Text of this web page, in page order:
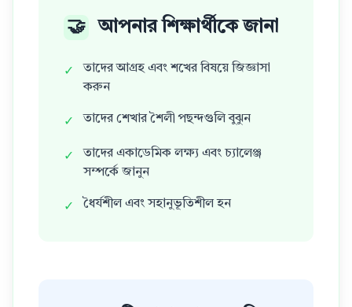
🤝 আপনার শিক্ষার্থীকে জানা
✓
তাদের আগ্রহ এবং শখের বিষয়ে জিজ্ঞাসা
করুন
✓ তাদের শেখার শৈলী পছন্দগুলি বুঝুন
✓
তাদের একাডেমিক লক্ষ্য এবং চ্যালেঞ্জ
সম্পর্কে জানুন
✓ ধৈর্যশীল এবং সহানুভূতিশীল হন